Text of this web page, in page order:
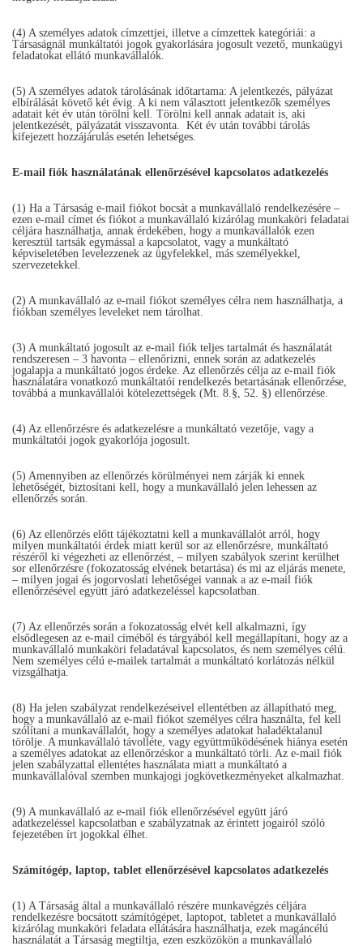
(4) A személyes adatok címzettjei, illetve a címzettek kategóriái: a
Társaságnál munkáltatói jogok gyakorlására jogosult vezető, munkaügyi
feladatokat ellátó munkavállalók.
(5) A személyes adatok tárolásának időtartama: A jelentkezés, pályázat
elbírálását követő két évig. A ki nem választott jelentkezők személyes
adatait két év után törölni kell. Törölni kell annak adatait is, aki
jelentkezését, pályázatát visszavonta. Két év után további tárolás
kifejezett hozzájárulás esetén lehetséges.
E-mail fiók használatának ellenőrzésével kapcsolatos adatkezelés
(1) Ha a Társaság e-mail fiókot bocsát a munkavállaló rendelkezésére –
ezen e-mail címet és fiókot a munkavállaló kizárólag munkaköri feladatai
céljára használhatja, annak érdekében, hogy a munkavállalók ezen
keresztül tartsák egymással a kapcsolatot, vagy a munkáltató
képviseletében levelezzenek az ügyfelekkel, más személyekkel,
szervezetekkel.
(2) A munkavállaló az e-mail fiókot személyes célra nem használhatja, a
fiókban személyes leveleket nem tárolhat.
(3) A munkáltató jogosult az e-mail fiók teljes tartalmát és használatát
rendszeresen – 3 havonta – ellenőrizni, ennek során az adatkezelés
jogalapja a munkáltató jogos érdeke. Az ellenőrzés célja az e-mail fiók
használatára vonatkozó munkáltatói rendelkezés betartásának ellenőrzése,
továbbá a munkavállalói kötelezettségek (Mt. 8.§, 52. §) ellenőrzése.
(4) Az ellenőrzésre és adatkezelésre a munkáltató vezetője, vagy a
munkáltatói jogok gyakorlója jogosult.
(5) Amennyiben az ellenőrzés körülményei nem zárják ki ennek
lehetőségét, biztosítani kell, hogy a munkavállaló jelen lehessen az
ellenőrzés során.
(6) Az ellenőrzés előtt tájékoztatni kell a munkavállalót arról, hogy
milyen munkáltatói érdek miatt kerül sor az ellenőrzésre, munkáltató
részéről ki végezheti az ellenőrzést, – milyen szabályok szerint kerülhet
sor ellenőrzésre (fokozatosság elvének betartása) és mi az eljárás menete,
– milyen jogai és jogorvoslati lehetőségei vannak a az e-mail fiók
ellenőrzésével együtt járó adatkezeléssel kapcsolatban.
(7) Az ellenőrzés során a fokozatosság elvét kell alkalmazni, így
elsődlegesen az e-mail címéből és tárgyából kell megállapítani, hogy az a
munkavállaló munkaköri feladatával kapcsolatos, és nem személyes célú.
Nem személyes célú e-mailek tartalmát a munkáltató korlátozás nélkül
vizsgálhatja.
(8) Ha jelen szabályzat rendelkezéseivel ellentétben az állapítható meg,
hogy a munkavállaló az e-mail fiókot személyes célra használta, fel kell
szólítani a munkavállalót, hogy a személyes adatokat haladéktalanul
törölje. A munkavállaló távolléte, vagy együttműködésének hiánya esetén
a személyes adatokat az ellenőrzéskor a munkáltató törli. Az e-mail fiók
jelen szabályzattal ellentétes használata miatt a munkáltató a
munkavállalóval szemben munkajogi jogkövetkezményeket alkalmazhat.
(9) A munkavállaló az e-mail fiók ellenőrzésével együtt járó
adatkezeléssel kapcsolatban e szabályzatnak az érintett jogairól szóló
fejezetében írt jogokkal élhet.
Számítógép, laptop, tablet ellenőrzésével kapcsolatos adatkezelés
(1) A Társaság által a munkavállaló részére munkavégzés céljára
rendelkezésre bocsátott számítógépet, laptopot, tabletet a munkavállaló
kizárólag munkaköri feladata ellátására használhatja, ezek magáncélú
használatát a Társaság megtiltja, ezen eszközökön a munkavállaló